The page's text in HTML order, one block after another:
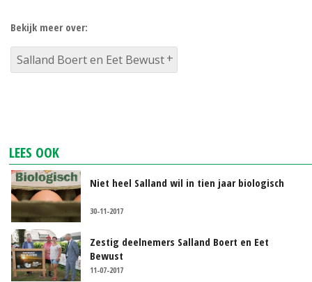
Bekijk meer over:
Salland Boert en Eet Bewust
LEES OOK
Niet heel Salland wil in tien jaar biologisch
30-11-2017
Zestig deelnemers Salland Boert en Eet
Bewust
11-07-2017